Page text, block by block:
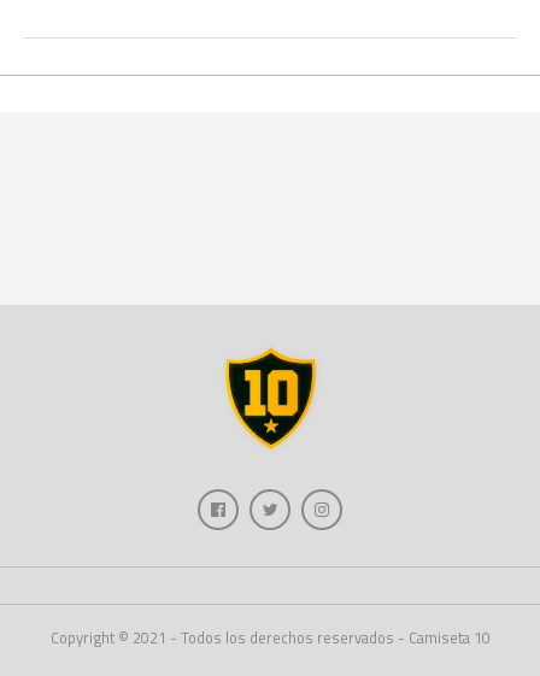
Copyright © 2021 - Todos los derechos reservados - Camiseta 10